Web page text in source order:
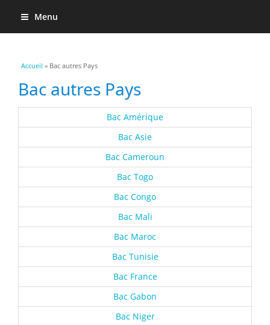
Menu
Vous êtes ici
Accueil » Bac autres Pays
Bac autres Pays
Bac Amérique
Bac Asie
Bac Cameroun
Bac Togo
Bac Congo
Bac Mali
Bac Maroc
Bac Tunisie
Bac France
Bac Gabon
Bac Niger